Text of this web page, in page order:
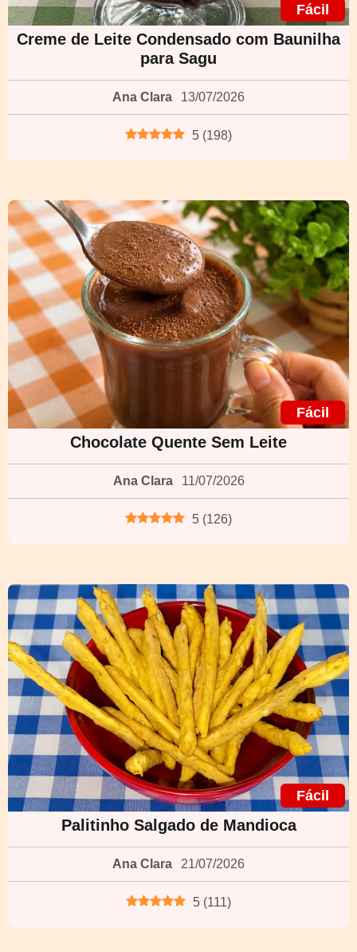
Fácil
Creme de Leite Condensado com Baunilha
para Sagu
Ana Clara 13/07/2026
5 (198)
Fácil
Chocolate Quente Sem Leite
Ana Clara 11/07/2026
5 (126)
Fácil
Palitinho Salgado de Mandioca
Ana Clara 21/07/2026
5 (111)